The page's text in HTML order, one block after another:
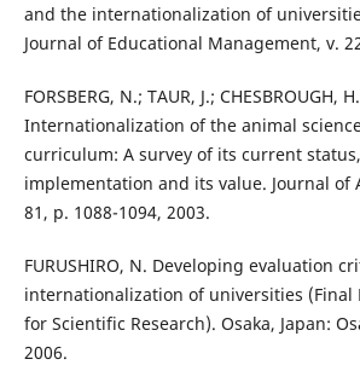
and the internationalization of
Journal of Educational Management, v.
FORSBERG, N.; TAUR, J.; CHESBROUGH, H.
Internationalization of the animal
curriculum: A survey of its current
implementation and its value. Journal of
81, p. 1088-1094, 2003.
FURUSHIRO, N. Developing evaluation
internationalization of universities (Final
for Scientific Research). Osaka, Japan:
2006.